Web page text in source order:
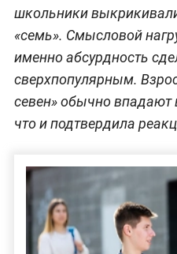
школьники
«семь». Смысловой
именно абсурдность
сверхпопулярным.
севен» обычно впадают
что и подтвердила